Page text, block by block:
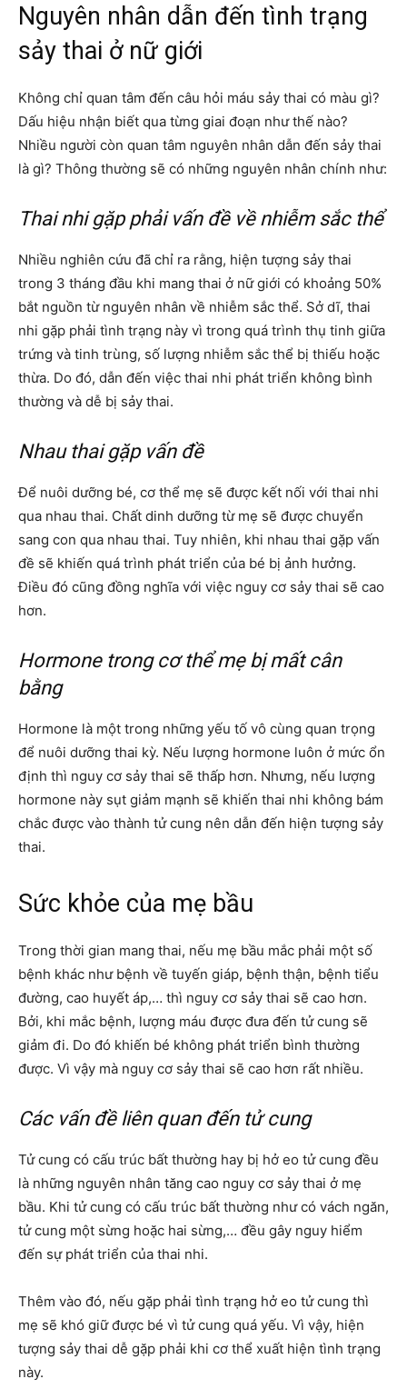
Nguyên nhân dẫn đến tình trạng
sảy thai ở nữ giới
Không chỉ quan tâm đến câu hỏi máu sảy thai có màu gì?
Dấu hiệu nhận biết qua từng giai đoạn như thế nào?
Nhiều người còn quan tâm nguyên nhân dẫn đến sảy thai
là gì? Thông thường sẽ có những nguyên nhân chính như:
Thai nhi gặp phải vấn đề về nhiễm sắc thể
Nhiều nghiên cứu đã chỉ ra rằng, hiện tượng sảy thai
trong 3 tháng đầu khi mang thai ở nữ giới có khoảng 50%
bắt nguồn từ nguyên nhân về nhiễm sắc thể. Sở dĩ, thai
nhi gặp phải tình trạng này vì trong quá trình thụ tinh giữa
trứng và tinh trùng, số lượng nhiễm sắc thể bị thiếu hoặc
thừa. Do đó, dẫn đến việc thai nhi phát triển không bình
thường và dễ bị sảy thai.
Nhau thai gặp vấn đề
Để nuôi dưỡng bé, cơ thể mẹ sẽ được kết nối với thai nhi
qua nhau thai. Chất dinh dưỡng từ mẹ sẽ được chuyển
sang con qua nhau thai. Tuy nhiên, khi nhau thai gặp vấn
đề sẽ khiến quá trình phát triển của bé bị ảnh hưởng.
Điều đó cũng đồng nghĩa với việc nguy cơ sảy thai sẽ cao
hơn.
Hormone trong cơ thể mẹ bị mất cân
bằng
Hormone là một trong những yếu tố vô cùng quan trọng
để nuôi dưỡng thai kỳ. Nếu lượng hormone luôn ở mức ổn
định thì nguy cơ sảy thai sẽ thấp hơn. Nhưng, nếu lượng
hormone này sụt giảm mạnh sẽ khiến thai nhi không bám
chắc được vào thành tử cung nên dẫn đến hiện tượng sảy
thai.
Sức khỏe của mẹ bầu
Trong thời gian mang thai, nếu mẹ bầu mắc phải một số
bệnh khác như bệnh về tuyến giáp, bệnh thận, bệnh tiểu
đường, cao huyết áp,… thì nguy cơ sảy thai sẽ cao hơn.
Bởi, khi mắc bệnh, lượng máu được đưa đến tử cung sẽ
giảm đi. Do đó khiến bé không phát triển bình thường
được. Vì vậy mà nguy cơ sảy thai sẽ cao hơn rất nhiều.
Các vấn đề liên quan đến tử cung
Tử cung có cấu trúc bất thường hay bị hở eo tử cung đều
là những nguyên nhân tăng cao nguy cơ sảy thai ở mẹ
bầu. Khi tử cung có cấu trúc bất thường như có vách ngăn,
tử cung một sừng hoặc hai sừng,… đều gây nguy hiểm
đến sự phát triển của thai nhi.
Thêm vào đó, nếu gặp phải tình trạng hở eo tử cung thì
mẹ sẽ khó giữ được bé vì tử cung quá yếu. Vì vậy, hiện
tượng sảy thai dễ gặp phải khi cơ thể xuất hiện tình trạng
này.